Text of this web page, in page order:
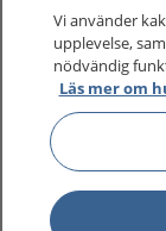
1177 på flera
Om 1177
Vi använder
upplevelse,
nödvändig
Läs mer om